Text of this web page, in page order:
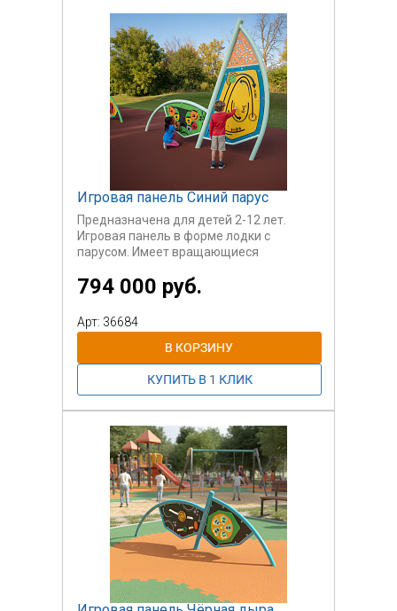
Игровая панель Синий парус
Предназначена для детей 2-12 лет.
Игровая панель в форме лодки с
парусом. Имеет вращающиеся
Панель способствует развитию мелкой
моторики, а также дает начальные
знания о механических процессах и
просто играть.
794 000 руб.
Арт: 36684